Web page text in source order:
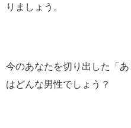
りましょう。
今のあなたを切り出した「
はどんな男性でしょう？